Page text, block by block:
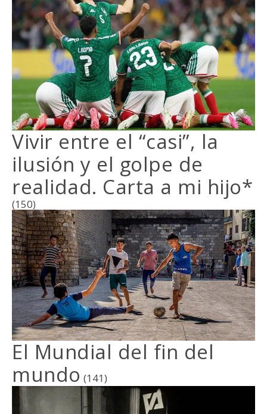
Vivir entre el “casi”, la
ilusión y el golpe de
realidad. Carta a mi hijo*
(150)
El Mundial del fin del
mundo (141)